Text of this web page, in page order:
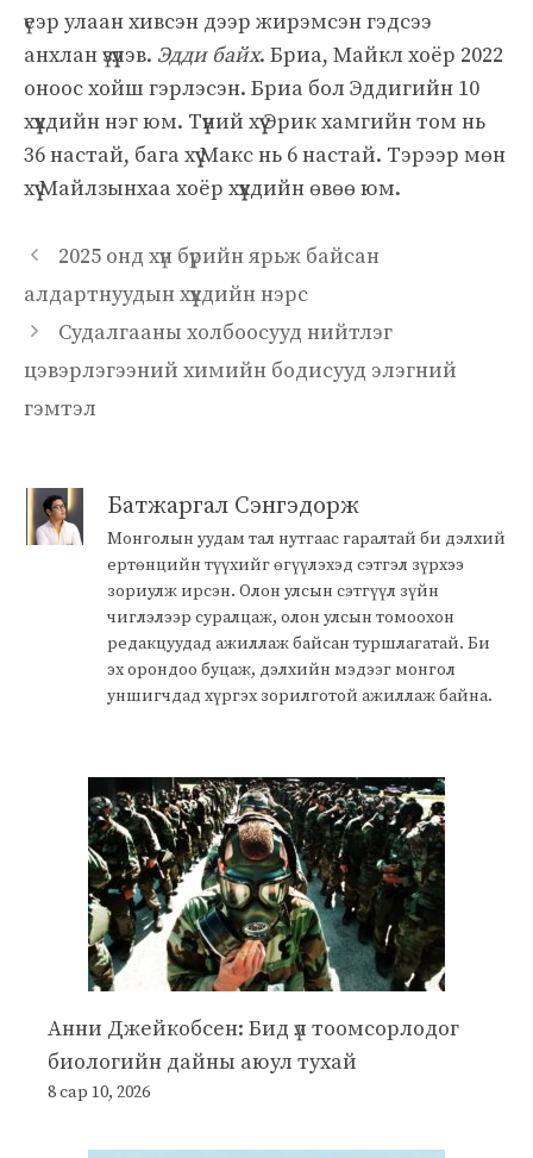
үеэр улаан хивсэн дээр жирэмсэн гэдсээ
анхлан үзүүлэв. Эдди байх. Бриа, Майкл хоёр 2022
оноос хойш гэрлэсэн. Бриа бол Эддигийн 10
хүүхдийн нэг юм. Түүний хүү Эрик хамгийн том нь
36 настай, бага хүү Макс нь 6 настай. Тэрээр мөн
хүү Майлзынхаа хоёр хүүхдийн өвөө юм.
2025 онд хүн бүрийн ярьж байсан
алдартнуудын хүүхдийн нэрс
Судалгааны холбоосууд нийтлэг
цэвэрлэгээний химийн бодисууд элэгний
гэмтэл
Батжаргал Сэнгэдорж
Монголын уудам тал нутгаас гаралтай би дэлхий
ертөнцийн түүхийг өгүүлэхэд сэтгэл зүрхээ
зориулж ирсэн. Олон улсын сэтгүүл зүйн
чиглэлээр суралцаж, олон улсын томоохон
редакцуудад ажиллаж байсан туршлагатай. Би
эх орондоо буцаж, дэлхийн мэдээг монгол
уншигчдад хүргэх зорилготой ажиллаж байна.
Анни Джейкобсен: Бид үл тоомсорлодог
биологийн дайны аюул тухай
8 сар 10, 2026